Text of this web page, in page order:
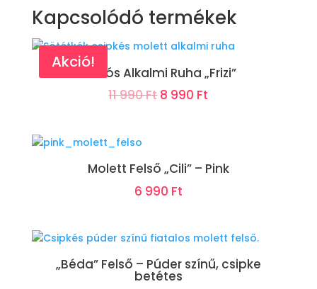
Kapcsolódó termékek
Akció!
Akciós Alkalmi Ruha „Frizi”
11 990FtOriginal
990 Ft.
8 990 Ft
990 Ft.
Molett Felső „Cili” – Pink
6 990 Ft
„Béda” Felső – Púder színű, csipke
betétes